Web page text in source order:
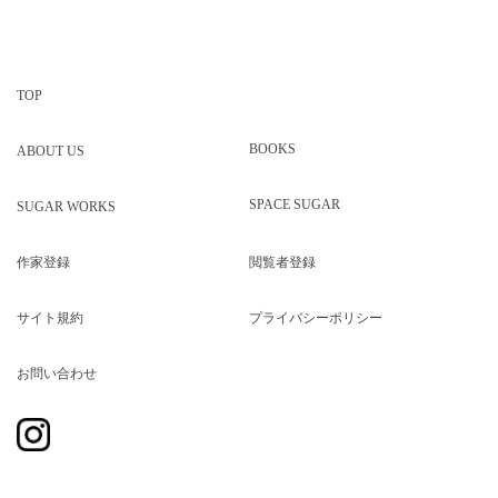
TOP
ABOUT US
SUGAR WORKS
BOOKS
SPACE SUGAR
作家登録 閲覧者登録
サイト規約 プライバシーポリシー
お問い合わせ